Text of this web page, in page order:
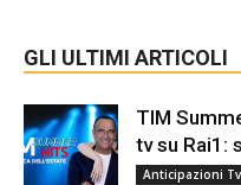
GLI ULTIMI ARTICOLI
TIM
tv su Rai1:
Anticipazioni Tv